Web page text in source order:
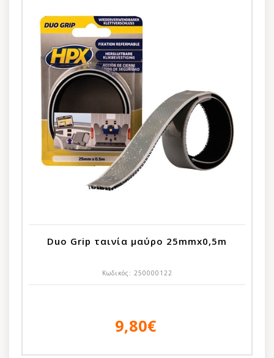
Duo Grip ταινία μαύρο 25mmx0,5m
Κωδικός: 250000122
9,80€